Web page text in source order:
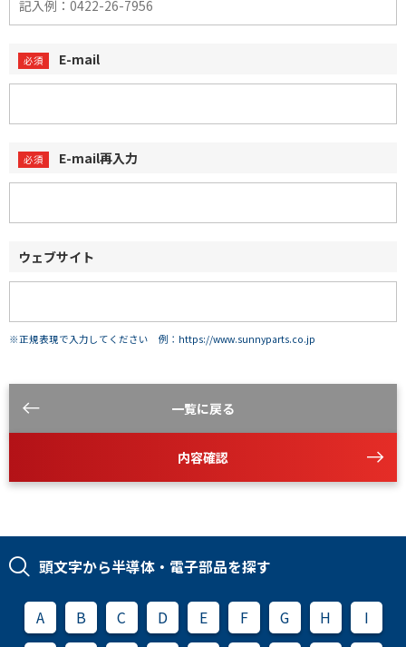
E-mail
E-mail再入力
ウェブサイト
※正規表現で入力してください 例：https://www.sunnyparts.co.jp
一覧に戻る
内容確認
頭文字から半導体・電子部品を探す
A B C D E F G H
I